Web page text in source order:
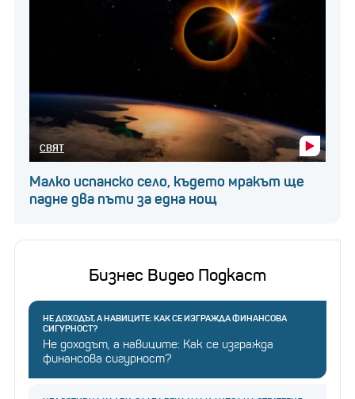
СВЯТ
Малко испанско село, където мракът ще
падне два пъти за една нощ
Бизнес Видео Подкаст
НЕ ДОХОДЪТ, А НАВИЦИТЕ: КАК СЕ ИЗГРАЖДА ФИНАНСОВА
СИГУРНОСТ?
Не доходът, а навиците: Как се изгражда
финансова сигурност?